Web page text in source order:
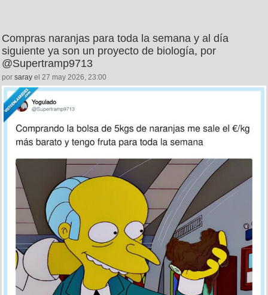
Compras naranjas para toda la semana y al día
siguiente ya son un proyecto de biología, por
@Supertramp9713
por saray el 27 may 2026, 23:00